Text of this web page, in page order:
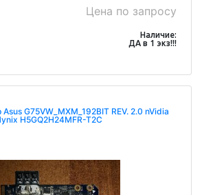
Цена по запросу
Наличие:
ДА в 1 экз!!!
G75VW_MXM_192BIT REV. 2.0 nVidia
H5GQ2H24MFR-T2C